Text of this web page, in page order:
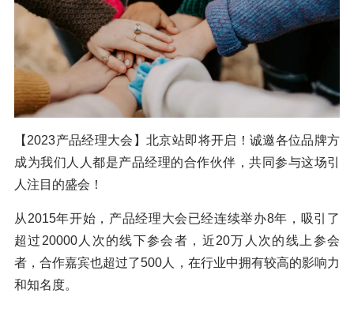
【2023产品经理大会】北京站即将开启！诚邀各位品牌方
成为我们人人都是产品经理的合作伙伴，共同参与这场引
人注目的盛会！
从2015年开始，产品经理大会已经连续举办8年，吸引了
超过20000人次的线下参会者，近20万人次的线上参会
者，合作嘉宾也超过了500人，在行业中拥有较高的影响力
和知名度。